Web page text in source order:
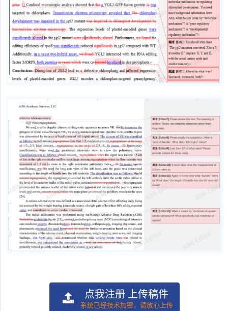
点我注册 上传稿件
系统已经技术加密，请放心上传